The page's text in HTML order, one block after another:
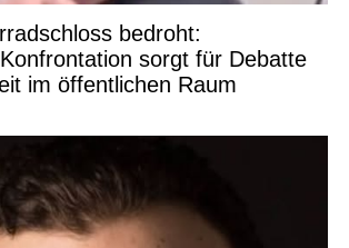
bedroht:
sorgt für Debatte
im öffentlichen Raum